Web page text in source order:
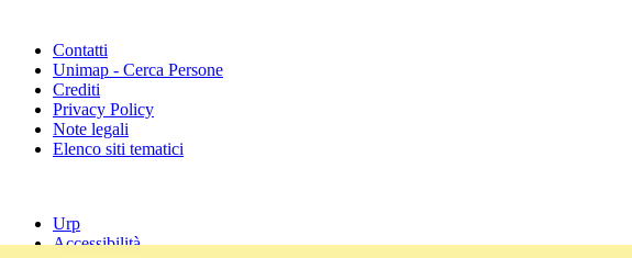
Contatti
Unimap - Cerca Persone
Crediti
Privacy Policy
Note legali
Elenco siti tematici
Urp
Accessibilità